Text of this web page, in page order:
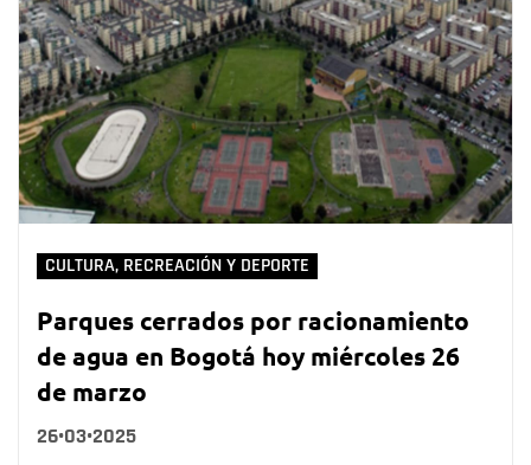
CULTURA, RECREACIÓN Y DEPORTE
Parques cerrados por racionamiento
de agua en Bogotá hoy miércoles 26
de marzo
26•03•2025